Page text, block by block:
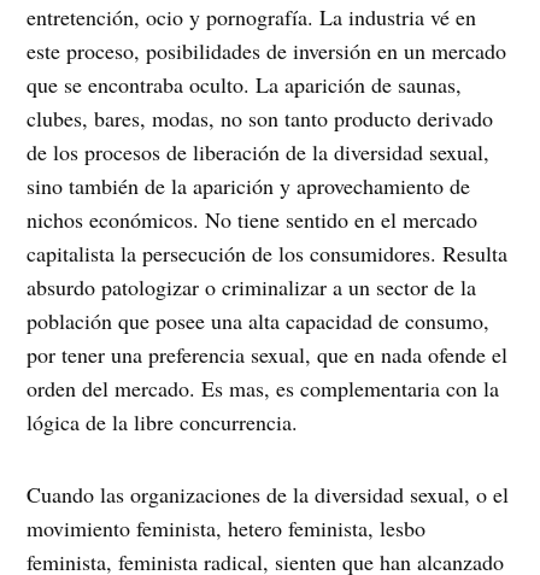
entretención, ocio y pornografía. La industria vé en
este proceso, posibilidades de inversión en un mercado
que se encontraba oculto. La aparición de saunas,
clubes, bares, modas, no son tanto producto derivado
de los procesos de liberación de la diversidad sexual,
sino también de la aparición y aprovechamiento de
nichos económicos. No tiene sentido en el mercado
capitalista la persecución de los consumidores. Resulta
absurdo patologizar o criminalizar a un sector de la
población que posee una alta capacidad de consumo,
por tener una preferencia sexual, que en nada ofende el
orden del mercado. Es mas, es complementaria con la
lógica de la libre concurrencia.
Cuando las organizaciones de la diversidad sexual, o el
movimiento feminista, hetero feminista, lesbo
feminista, feminista radical, sienten que han alcanzado